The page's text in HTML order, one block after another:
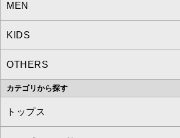
a.v.v
MICHEL KLEIN
MK MICHEL KLEIN
OFUON le MK
MEN
a.v.v
MICHEL KLEIN HOMME
MK MICHEL KLEIN HOMME
KIDS
a.v.v
OTHERS
MK MICHEL KLEIN BAG
カテゴリから探す
トップス